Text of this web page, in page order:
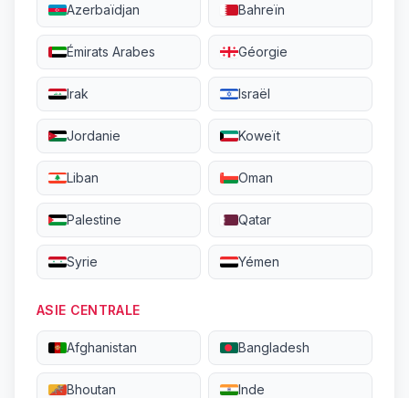
Azerbaïdjan Bahreïn
Émirats Arabes Géorgie
Irak Israël
Jordanie Koweït
Liban Oman
Palestine Qatar
Syrie Yémen
ASIE CENTRALE
Afghanistan Bangladesh
Bhoutan Inde